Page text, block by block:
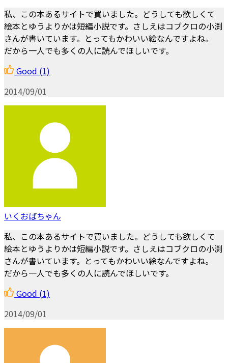
私、この本あるサイトで買いました。どうしても欲しくて
絵本とゆうよりかは短編小説です。さしえはコブクロの小渕
さんが書いています。とってもかわいい絵なんですよね。
だから一人でも多くの人に読んでほしいです。
Good (1)
2014/09/01
いくおばちゃん
私、この本あるサイトで買いました。どうしても欲しくて
絵本とゆうよりかは短編小説です。さしえはコブクロの小渕
さんが書いています。とってもかわいい絵なんですよね。
だから一人でも多くの人に読んでほしいです。
Good (1)
2014/09/01